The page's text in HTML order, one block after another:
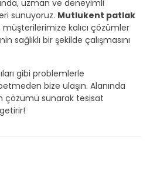
uzman ve deneyimli
sunuyoruz. Mutlukent patlak
kalıcı çözümler
sağlıklı bir şekilde çalışmasını
gibi problemlerle
bize ulaşın. Alanında
çözümü sunarak tesisat